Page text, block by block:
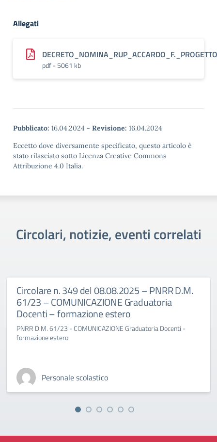
Allegati
pdf - 5061 kb
Pubblicato: 16.04.2024 - Revisione: 16.04.2024
Eccetto dove diversamente specificato, questo articolo è
stato rilasciato sotto Licenza Creative Commons
Attribuzione 4.0 Italia.
Circolari, notizie, eventi correlati
Circolare n. 349 del 08.08.2025 – PNRR D.M.
61/23 – COMUNICAZIONE Graduatoria
Docenti – formazione estero
PNRR D.M. 61/23 - COMUNICAZIONE Graduatoria Docenti -
formazione estero
Personale scolastico